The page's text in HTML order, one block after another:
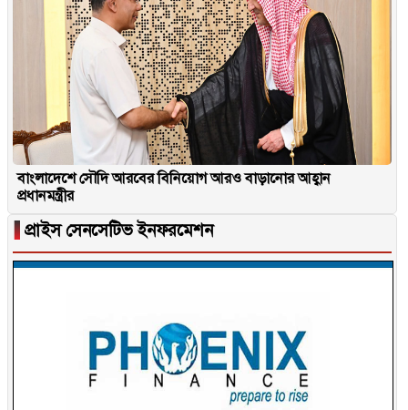
বাংলাদেশে সৌদি আরবের বিনিয়োগ আরও বাড়ানোর আহ্বান
প্রধানমন্ত্রীর
▐ প্রাইস সেনসেটিভ ইনফরমেশন